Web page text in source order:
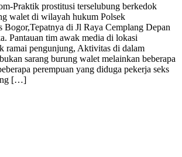
Praktik prostitusi terselubung berkedok
walet di wilayah hukum Polsek
Bogor,Tepatnya di Jl Raya Cemplang Depan
Pantauan tim awak media di lokasi
ramai pengunjung, Aktivitas di dalam
sarang burung walet melainkan beberapa
perempuan yang diduga pekerja seks
[…]